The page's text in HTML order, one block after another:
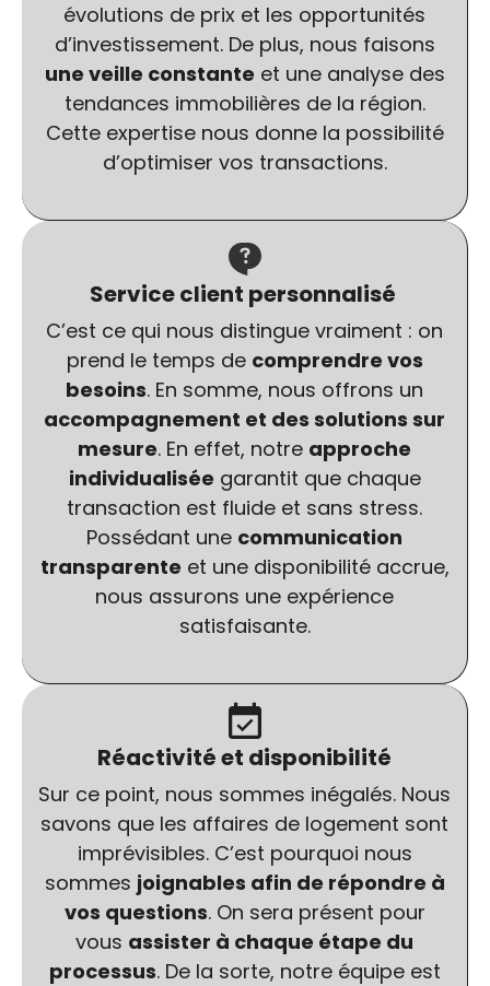
évolutions de prix et les opportunités
d’investissement. De plus, nous faisons
une veille constante et une analyse des
tendances immobilières de la région.
Cette expertise nous donne la possibilité
d’optimiser vos transactions.
Service client personnalisé
C’est ce qui nous distingue vraiment : on
prend le temps de comprendre vos
besoins. En somme, nous offrons un
accompagnement et des solutions sur
mesure. En effet, notre approche
individualisée garantit que chaque
transaction est fluide et sans stress.
Possédant une communication
transparente et une disponibilité accrue,
nous assurons une expérience
satisfaisante.
Réactivité et disponibilité
Sur ce point, nous sommes inégalés. Nous
savons que les affaires de logement sont
imprévisibles. C’est pourquoi nous
sommes joignables afin de répondre à
vos questions. On sera présent pour
vous assister à chaque étape du
processus. De la sorte, notre équipe est